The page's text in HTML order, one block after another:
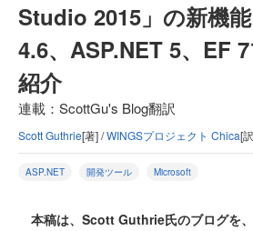
Studio 2015」の新機
4.6、ASP.NET 5、EF
紹介
連載：ScottGu's Blog翻訳
Scott Guthrie[著] /WINGSプロジェクト Chica[
ASP.NET 開発ツール Microsoft
本稿は、Scott Guthrie氏のブログを